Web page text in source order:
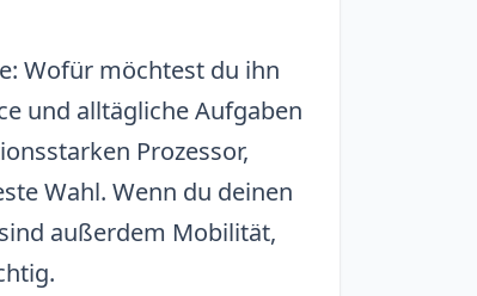
Wofür möchtest du ihn
und alltägliche Aufgaben
Prozessor,
Wahl. Wenn du deinen
außerdem Mobilität,